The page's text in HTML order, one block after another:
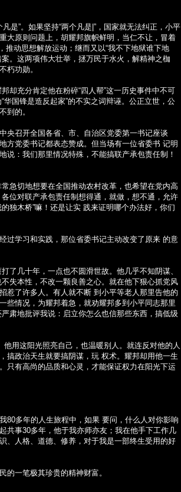
是”。如果坚持“两个凡是|”，国家就无法纠正，小平
大原则问题上，胡耀邦旗帜鲜明，当仁不让，冒着
推动思想解放运动；继而又以“我不下地狱谁下地
。这两项伟大壮举，拯万民于水火，解精神之枷
朽功勋。
却充分肯定他在粉碎“四人帮”这一历史事件中不可
国锋是造反起家”的不实之词辩诬。公正立世，公
到的。
央召开全国各省、市、自治区党委第一书记座谈
方党委书记都表态赞成。但当场有一位省委书 记明
说：我们那里情况特殊，不能搞联产承包责任制！
急切地想要在全国推动农村改革，也希望在党内高
位对联产承包责任制想得通，就做，想不通，允许
独木桥”嘛！还是让实 践来证明哪个办法好，你们
过学习和实践，那位省委书记主动改变了原来 的意
了几十年，一点也不圆滑世故。他几乎不知阴谋、
失本性，不改一颗良善之心。就在他下狠心抓党风
惹了许多人。有人就不断 到小平等老人那里告他的
些情况，为耀邦着急，就劝耀邦多到小平同志那里
肃地批评我说：启立你怎么也信那些东西，搞低级
他用这阳光照亮自己，也温暖别人。就连反对他的人
搞政治天生就要搞阴谋，玩 权术。耀邦却用他一生
只有高尚的品质和心灵，才能保证权力在阳光下运
80多年的人生旅程中，如果 要问，什么人对你影响
共事30多年，他于我亦师亦友；我在他手下工作几
、人格、道德、修养，对于我是一部终生受用的好
的一笔极其珍贵的精神财富。